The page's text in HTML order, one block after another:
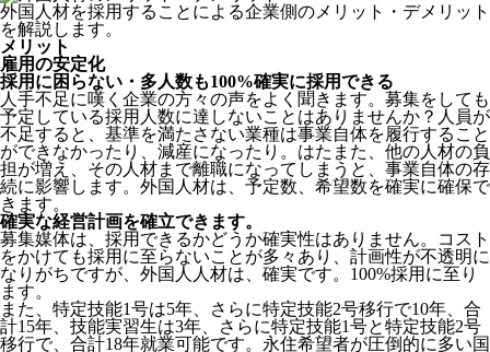
外国人材を採用することによる企業側のメリット・デメリット
を解説します。
メリット
雇用の安定化
採用に困らない・多人数も100%確実に採用できる
人手不足に嘆く企業の方々の声をよく聞きます。募集をしても
予定している採用人数に達しないことはありませんか？人員が
不足すると、基準を満たさない業種は事業自体を履行すること
ができなかったり、減産になったり。はたまた、他の人材の負
担が増え、その人材まで離職になってしまうと、事業自体の存
続に影響します。 外国人材は、予定数、希望数を確実に確保で
きます。
確実な経営計画を確立できます。
募集媒体は、採用できるかどうか確実性はありません。コスト
をかけても採用に至らないことが多々あり、計画性が不透明に
なりがちですが、外国人人材は、確実です。100%採用に至り
ます。
また、特定技能1号は5年、さらに特定技能2号移行で10年、合
計15年、技能実習生は3年、さらに特定技能1号と特定技能2号
移行で、合計18年就業可能です。永住希望者が圧倒的に多い国